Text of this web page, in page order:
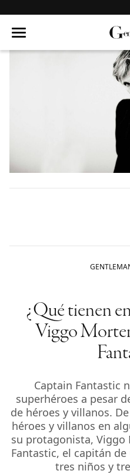
¿Qué tienen
Viggo
Captain Fantastic
superhéroes a pesar
de héroes y villanos.
héroes y villanos en
su protagonista, Viggo
Fantastic, el capitán
tres niños y